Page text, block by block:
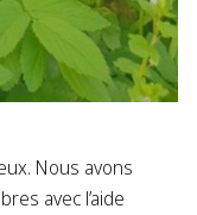
Nous avons
avec l’aide